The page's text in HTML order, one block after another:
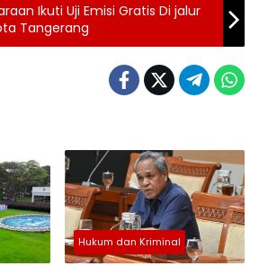
Ikuti Uji Emisi Gratis Di jalur
Tangerang
Hukum dan Kriminal